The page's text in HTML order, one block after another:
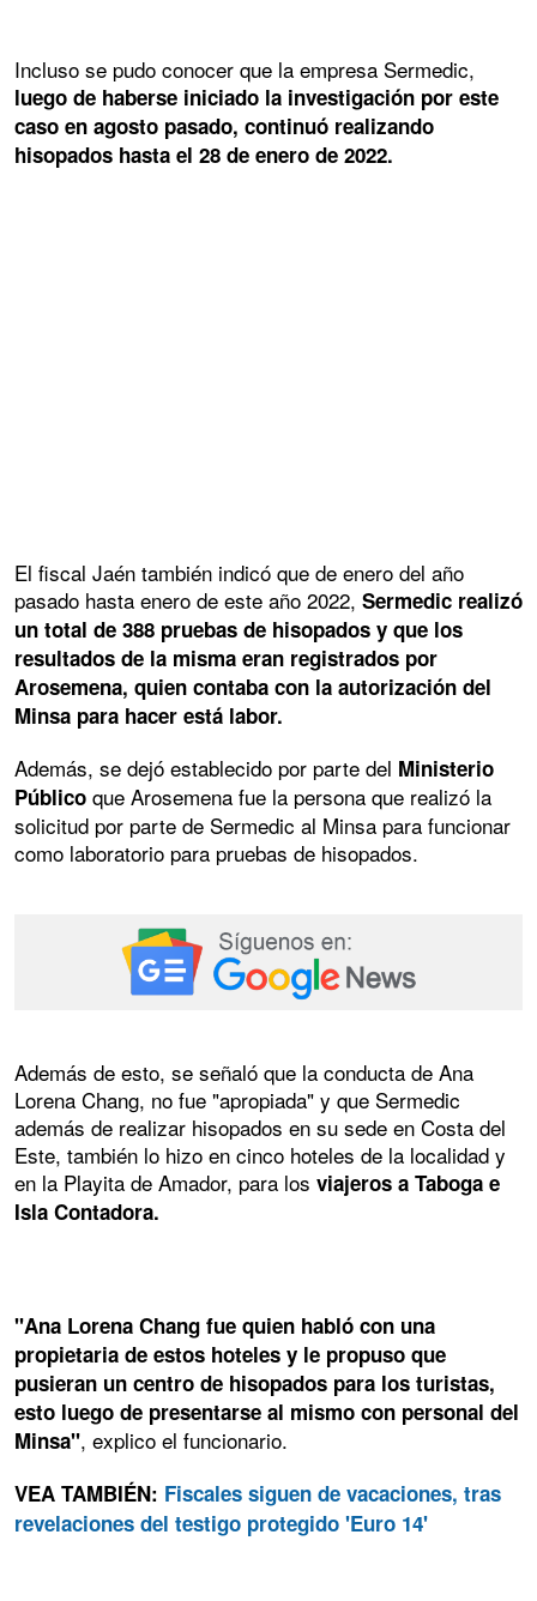
Incluso se pudo conocer que la empresa Sermedic,
luego de haberse iniciado la investigación por este
caso en agosto pasado, continuó realizando
hisopados hasta el 28 de enero de 2022.
El fiscal Jaén también indicó que de enero del año
pasado hasta enero de este año 2022, Sermedic realizó
un total de 388 pruebas de hisopados y que los
resultados de la misma eran registrados por
Arosemena, quien contaba con la autorización del
Minsa para hacer está labor.
Además, se dejó establecido por parte del Ministerio
Público que Arosemena fue la persona que realizó la
solicitud por parte de Sermedic al Minsa para funcionar
como laboratorio para pruebas de hisopados.
Además de esto, se señaló que la conducta de Ana
Lorena Chang, no fue "apropiada" y que Sermedic
además de realizar hisopados en su sede en Costa del
Este, también lo hizo en cinco hoteles de la localidad y
en la Playita de Amador, para los viajeros a Taboga e
Isla Contadora.
"Ana Lorena Chang fue quien habló con una
propietaria de estos hoteles y le propuso que
pusieran un centro de hisopados para los turistas,
esto luego de presentarse al mismo con personal del
Minsa", explico el funcionario.
VEA TAMBIÉN: Fiscales siguen de vacaciones, tras
revelaciones del testigo protegido 'Euro 14'